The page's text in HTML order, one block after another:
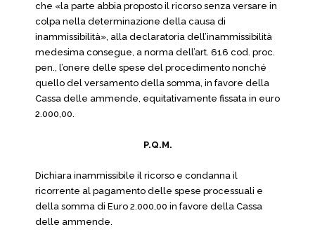
che «la parte abbia proposto il ricorso senza versare in
colpa nella determinazione della causa di
inammissibilità», alla declaratoria dell’inammissibilità
medesima consegue, a norma dell’art. 616 cod. proc.
pen., l’onere delle spese del procedimento nonché
quello del versamento della somma, in favore della
Cassa delle ammende, equitativamente fissata in euro
2.000,00.
P.Q.M.
Dichiara inammissibile il ricorso e condanna il
ricorrente al pagamento delle spese processuali e
della somma di Euro 2.000,00 in favore della Cassa
delle ammende.